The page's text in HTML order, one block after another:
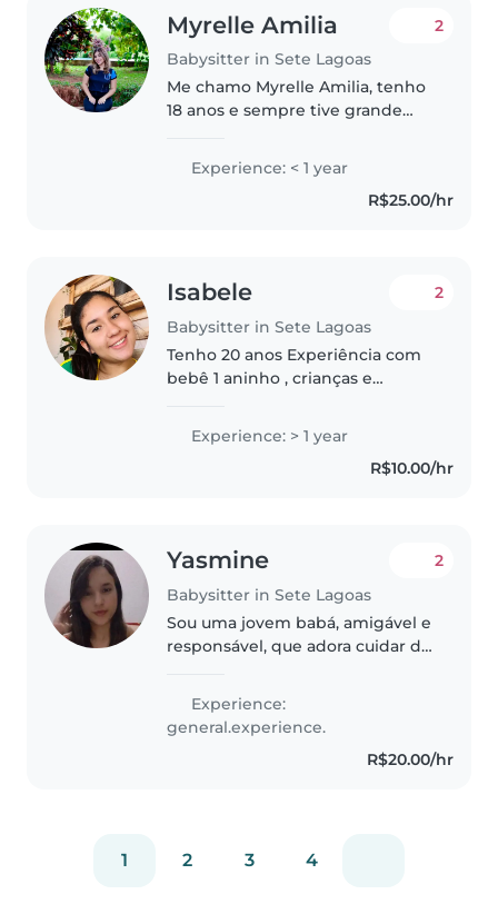
Myrelle Amilia
Babysitter in Sete Lagoas
2
Me chamo Myrelle Amilia, tenho
18 anos e sempre tive grande
um irmão de 3 anos, que é
minha maior paixão, e desde
cedo sou a referência em minha
Experience: < 1 year
R$25.00/hr
Isabele
Babysitter in Sete Lagoas
2
Tenho 20 anos Experiência com
bebê 1 aninho , crianças e
Tenho experiência com PCDS
também Sou Calma e amo oque
eu faço ❤️ Crianças são minha
Experience: > 1 year
R$10.00/hr
Yasmine
Babysitter in Sete Lagoas
2
Sou uma jovem babá, amigável e
responsável, que adora cuidar de
Tenho habilidades em desenho,
leitura, música e jogos, e estou
confortável com animais..
Experience:
general.experience.
R$20.00/hr
1 2 3 4